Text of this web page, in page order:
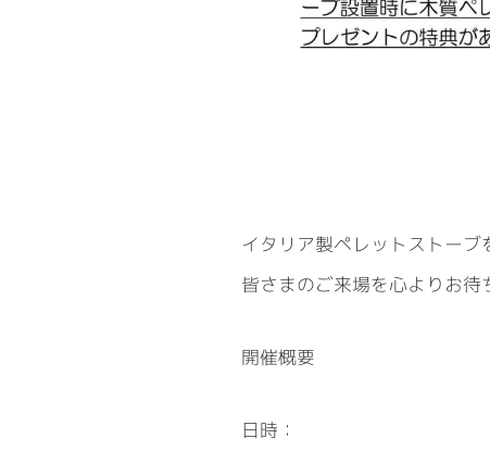
イタリア製ペレットストーブ
皆さまのご来場を心よりお待
開催概要
日時：